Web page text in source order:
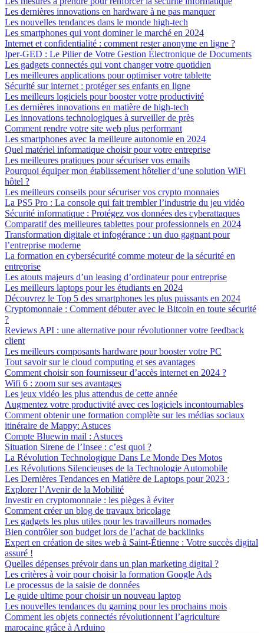
Les dernières innovations en hardware à ne pas manquer
Les nouvelles tendances dans le monde high-tech
Les smartphones qui vont dominer le marché en 2024
Internet et confidentialité : comment rester anonyme en ligne ?
Iper-GED : Le Pilier de Votre Gestion Électronique de Documents
Les gadgets connectés qui vont changer votre quotidien
Les meilleures applications pour optimiser votre tablette
Sécurité sur internet : protéger ses enfants en ligne
Les meilleurs logiciels pour booster votre productivité
Les dernières innovations en matière de high-tech
Les innovations technologiques à surveiller de près
Comment rendre votre site web plus performant
Les smartphones avec la meilleure autonomie en 2024
Quel matériel informatique choisir pour votre entreprise
Les meilleures pratiques pour sécuriser vos emails
Pourquoi équiper mon établissement hôtelier d’une solution WiFi
hôtel ?
Les meilleurs conseils pour sécuriser vos crypto monnaies
La PS5 Pro : La console qui fait trembler l’industrie du jeu vidéo
Sécurité informatique : Protégez vos données des cyberattaques
Comparatif des meilleures tablettes pour professionnels en 2024
Transformation digitale et infogérance : un duo gagnant pour
l’entreprise moderne
La formation en cybersécurité comme moteur de la sécurité en
entreprise
Les atouts majeurs d’un leasing d’ordinateur pour entreprise
Les meilleurs laptops pour les étudiants en 2024
Découvrez le Top 5 des smartphones les plus puissants en 2024
Cryptomonnaie : Comment débuter avec le Bitcoin en toute sécurité
?
Reviews API : une alternative pour révolutionner votre feedback
client
Les meilleurs composants hardware pour booster votre PC
Tout savoir sur le cloud computing et ses avantages
Comment choisir son fournisseur d’accès internet en 2024 ?
Wifi 6 : zoom sur ses avantages
Les jeux vidéo les plus attendus de cette année
Augmentez votre productivité avec ces logiciels incontournables
Comment obtenir une formation complète sur les médias sociaux
itinéraire de Mappy: Astuces
Compte Bluewin mail : Astuces
Situation Sirene de l’Insee : c’est quoi ?
La Révolution Technologique Dans Le Monde Des Motos
Les Révolutions Silencieuses de la Technologie Automobile
Les Dernières Tendances en Matière de Laptops pour 2023 :
Explorer l’Avenir de la Mobilité
Investir en cryptomonnaie : les pièges à éviter
Comment créer un blog de travaux bricolage
Les gadgets les plus utiles pour les travailleurs nomades
Bien contrôler son budget lors de l’achat de backlinks
Expert en création de sites web à Saint-Étienne : Votre succès digital
assuré !
Quelles dépenses prévoir dans un plan marketing digital ?
Les critères à voir pour choisir la formation Google Ads
Le processus de la saisie de données
Le guide ultime pour choisir un nouveau laptop
Les nouvelles tendances du gaming pour les prochains mois
Comment les objets connectés révolutionnent l’agriculture
marocaine grâce à Arduino